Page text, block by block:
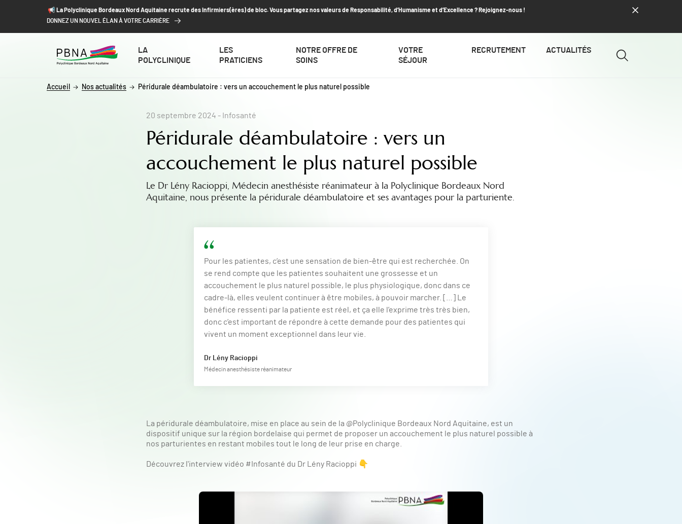
ALLER AU CONTENU
ALLER À LA RECHERCHE
📢​ La Polyclinique Bordeaux Nord Aquitaine recrute des Infirmiers(ères) de bloc. Vous partagez nos valeurs de Responsabilité, d’Humanisme et d’Excellence ? Rejoignez-nous !
DONNEZ UN NOUVEL ÉLAN À VOTRE CARRIÈRE
LA
POLYCLINIQUE
LES
PRATICIENS
NOTRE OFFRE DE
SOINS
VOTRE
SÉJOUR
RECRUTEMENT ACTUALITÉS
Accueil Nos actualités Péridurale déambulatoire : vers un accouchement le plus naturel possible
20 septembre 2024 - Infosanté
Péridurale déambulatoire : vers un
accouchement le plus naturel possible
Le Dr Lény Racioppi, Médecin anesthésiste réanimateur à la Polyclinique Bordeaux Nord
Aquitaine, nous présente la péridurale déambulatoire et ses avantages pour la parturiente.
Pour les patientes, c’est une sensation de bien-être qui est recherchée. On
se rend compte que les patientes souhaitent une grossesse et un
accouchement le plus naturel possible, le plus physiologique, donc dans ce
cadre-là, elles veulent continuer à être mobiles, à pouvoir marcher. […] Le
bénéfice ressenti par la patiente est réel, et ça elle l’exprime très très bien,
donc c’est important de répondre à cette demande pour des patientes qui
vivent un moment exceptionnel dans leur vie.
Dr Lény Racioppi
Médecin anesthésiste réanimateur
La péridurale déambulatoire, mise en place au sein de la @Polyclinique Bordeaux Nord Aquitaine, est un
dispositif unique sur la région bordelaise qui permet de proposer un accouchement le plus naturel possible à
nos parturientes en restant mobiles tout le long de leur prise en charge.
Découvrez l'interview vidéo #Infosanté du Dr Lény Racioppi 👇